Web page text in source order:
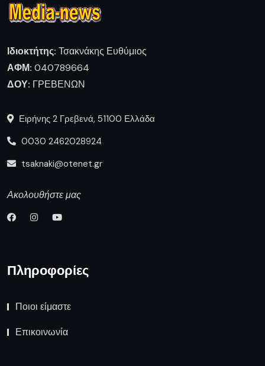
Ιδιοκτήτης: Τσακνάκης Ευθύμιος
ΑΦΜ: 040789664
ΔΟΥ: ΓΡΕΒΕΝΩΝ
Ειρήνης 2 Γρεβενά, 51100 Ελλάδα
0030 2462028924
tsaknaki@otenet.gr
Ακολουθήστε μας
Πληροφορίες
Ποιοι είμαστε
Επικοινωνία